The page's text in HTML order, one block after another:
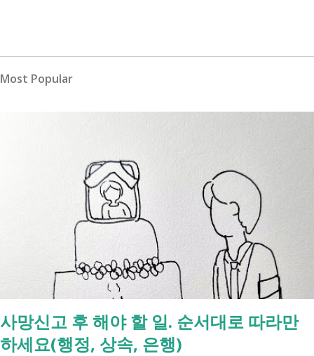
Most Popular
사망신고 후 해야 할 일. 순서대로 따라만
하세요(행정, 상속, 은행)